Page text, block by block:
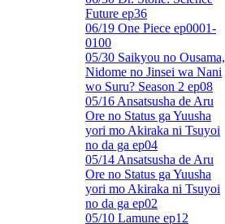
Future ep36
06/19 One Piece ep0001-
0100
05/30 Saikyou no Ousama,
Nidome no Jinsei wa Nani
wo Suru? Season 2 ep08
05/16 Ansatsusha de Aru
Ore no Status ga Yuusha
yori mo Akiraka ni Tsuyoi
no da ga ep04
05/14 Ansatsusha de Aru
Ore no Status ga Yuusha
yori mo Akiraka ni Tsuyoi
no da ga ep02
05/10 Lamune ep12